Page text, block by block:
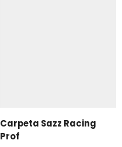
Carpeta Sazz Racing
Prof